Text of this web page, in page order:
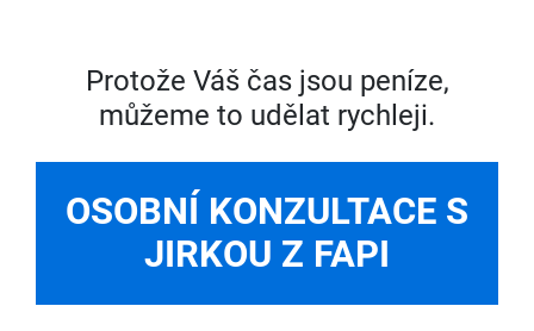
Protože Váš čas jsou peníze,
můžeme to udělat rychleji.
OSOBNÍ KONZULTACE S
JIRKOU Z FAPI